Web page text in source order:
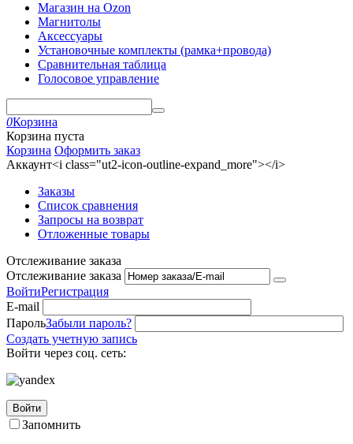
Магазин на Ozon
Магнитолы
Аксессуары
Установочные комплекты (рамка+провода)
Сравнительная таблица
Голосовое управление
0Корзина
Корзина пуста
Корзина Оформить заказ
Аккаунт<i class="ut2-icon-outline-expand_more"></i>
Заказы
Список сравнения
Запросы на возврат
Отложенные товары
Отслеживание заказа
Отслеживание заказа
ВойтиРегистрация
E-mail
ПарольЗабыли пароль?
Создать учетную запись
Войти через соц. сеть:
Войти
Запомнить